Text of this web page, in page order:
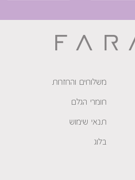
משלוחים והחזרות
חומרי הגלם
תנאי שימוש
בלוג